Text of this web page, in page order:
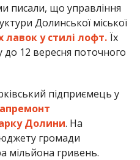
писали, що управління
Долинської міської
лавок у стилі лофт.Їх
12 вересня поточного
підприємець у
Долини. На
громади
мільйона гривень.